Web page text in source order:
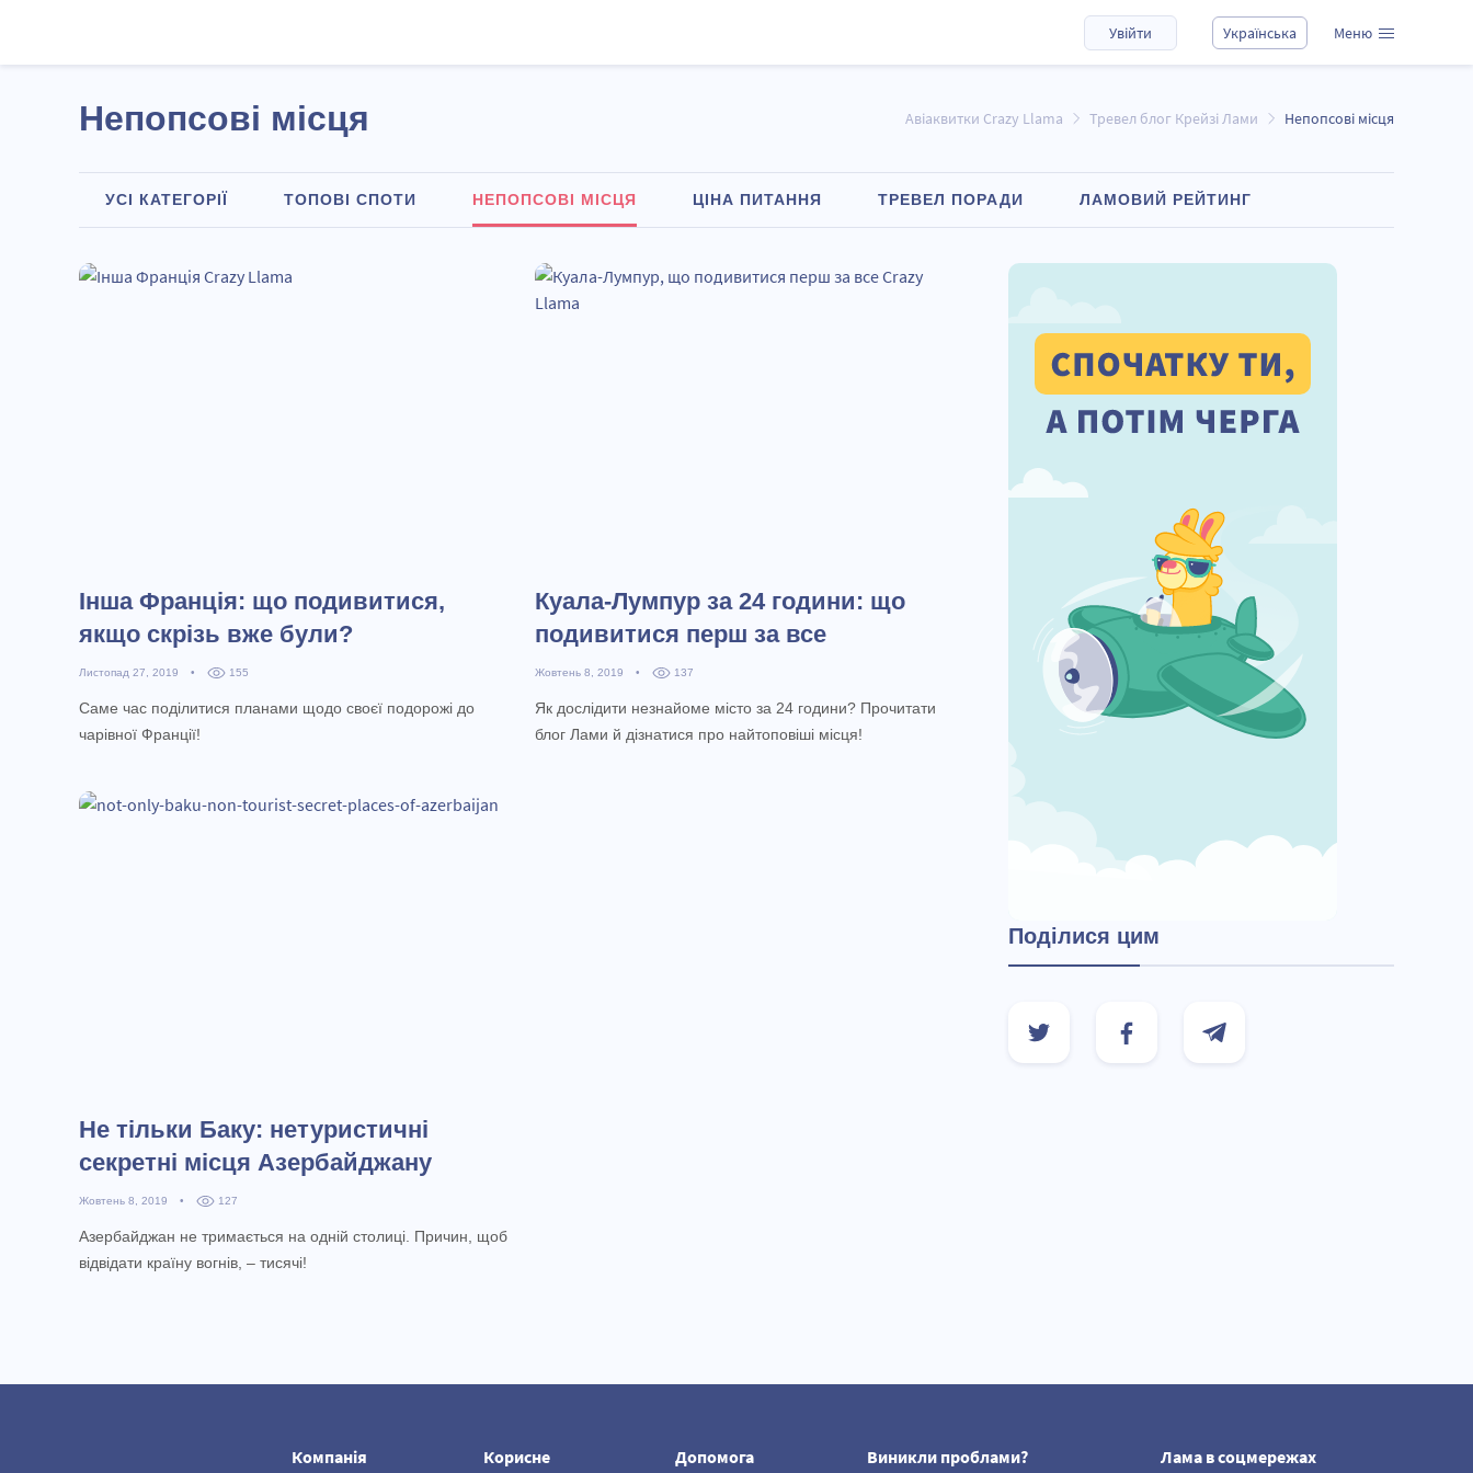
Увійти Українська Меню
Непопсові місця Авіаквитки Crazy Llama Тревел блог Крейзі Лами Непопсові місця
УСІ КАТЕГОРІЇ ТОПОВІ СПОТИ НЕПОПСОВІ МІСЦЯ ЦІНА ПИТАННЯ ТРЕВЕЛ ПОРАДИ ЛАМОВИЙ РЕЙТИНГ
Інша Франція: що подивитися,
якщо скрізь вже були?
Листопад 27, 2019 • 155
Саме час поділитися планами щодо своєї подорожі до
чарівної Франції!
Куала-Лумпур за 24 години: що
подивитися перш за все
Жовтень 8, 2019 • 137
Як дослідити незнайоме місто за 24 години? Прочитати
блог Лами й дізнатися про найтоповіші місця!
Не тільки Баку: нетуристичні
секретні місця Азербайджану
Жовтень 8, 2019 • 127
Азербайджан не тримається на одній столиці. Причин, щоб
відвідати країну вогнів, – тисячі!
Поділися цим
Компанія Корисне Допомога Виникли проблами? Лама в соцмережах